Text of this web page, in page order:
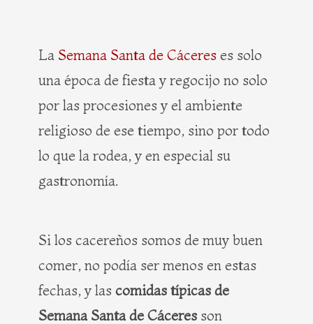
o
k
t
t
e
r
r
e
s
t
r
a
m
La Semana Santa de Cáceres es solo
una época de fiesta y regocijo no solo
por las procesiones y el ambiente
religioso de ese tiempo, sino por todo
lo que la rodea, y en especial su
gastronomía.
Si los cacereños somos de muy buen
comer, no podía ser menos en estas
fechas, y las comidas típicas de
Semana Santa de Cáceres son